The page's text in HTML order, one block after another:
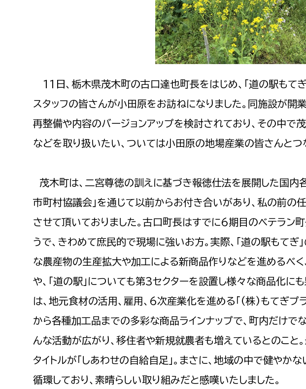
下水道整備課
浄水管理課
教育部
教育総務課
保健給食課
教育指導課
農業委員会事務局
農業委員会事務局
議会局
議会総務課
11日、栃木県茂木町の古口達也町長をはじめ、「道の駅もて
スタッフの皆さんが小田原をお訪ねになりました。同施設が開
再整備や内容のバージョンアップを検討されており、その中で
などを取り扱いたい、ついては小田原の地場産業の皆さんとつ
茂木町は、二宮尊徳の訓えに基づき報徳仕法を展開した国内
市町村協議会」を通じて以前からお付き合いがあり、私の前の
させて頂いておりました。古口町長はすでに6期目のベテラン
うで、きわめて庶民的で現場に強いお方。実際、「道の駅もて
な農産物の生産拡大や加工による新商品作りなどを進めるべ
や、「道の駅」についても第3セクターを設置し様々な商品化に
は、地元食材の活用、雇用、6次産業化を進める「(株)もてぎプ
から各種加工品までの多彩な商品ラインナップで、町内だけで
んな活動が広がり、移住者や新規就農者も増えているとのこと
タイトルが「しあわせの自給自足」。まさに、地域の中で健やか
循環しており、素晴らしい取り組みだと感嘆いたしました。